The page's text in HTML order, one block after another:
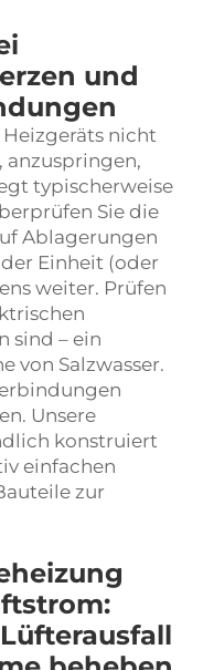
und
nicht
anzuspringen,
typischerweise
Sie die
Ablagerungen
Einheit (oder
weiter. Prüfen
sind – ein
von Salzwasser.
Unsere
konstruiert
einfachen
zur